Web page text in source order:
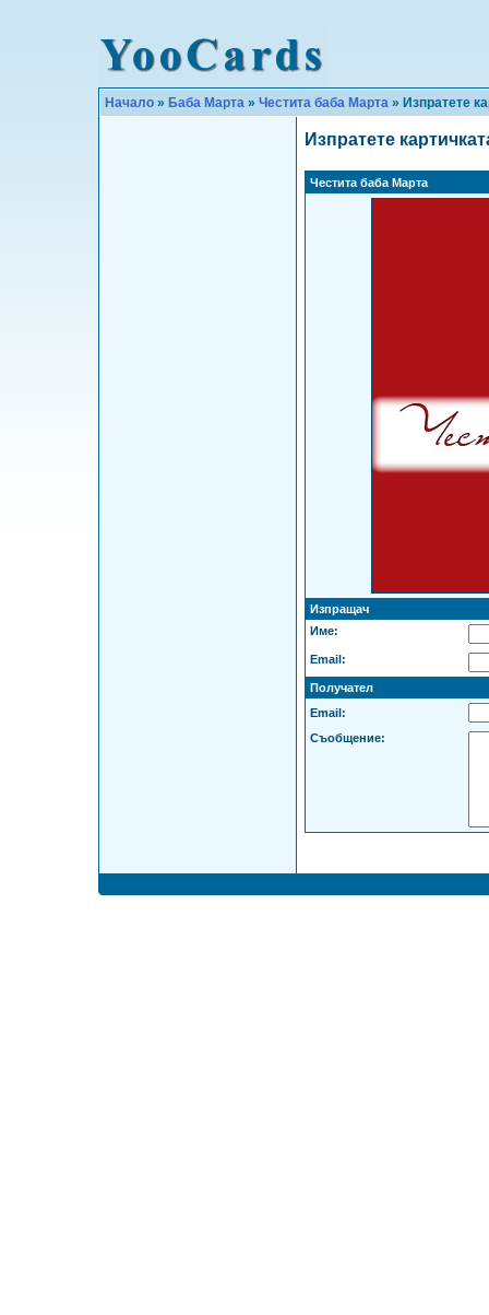
Начало » Баба Марта » Честита баба Марта » Изпратете
Изпратете
Честита баба Марта
Изпращач
Име:
Email:
Получател
Email:
Съобщение: